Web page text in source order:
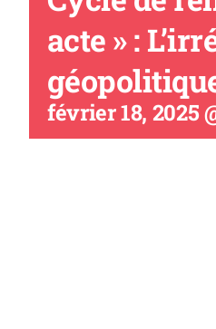
acte » :
février 18, 2025